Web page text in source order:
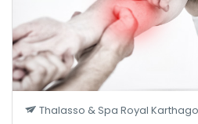
Thalasso & Spa Royal Karthago